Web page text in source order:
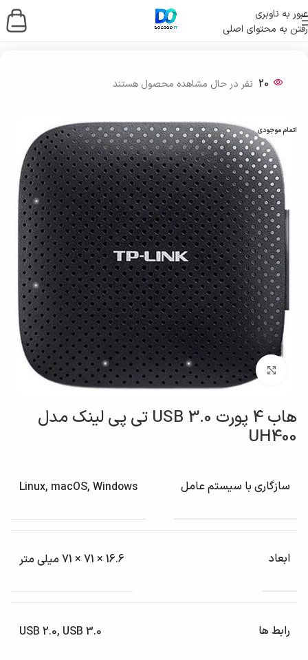
عبور به ناوبری
رفتن به محتوای اصلی
خانه/ شبکه و ارتباطات
20 نفر در حال مشاهده محصول هستند
اتمام موجودی
بزرگنمایی تصویر
هاب 4 پورت USB 3.0 تی پی لینک مدل
UH400
سازگاری با سیستم عامل Linux, macOS, Windows
ابعاد 16.6 × 71 × 71 میلی متر
رابط‌‌ ها USB 2.0, USB 3.0